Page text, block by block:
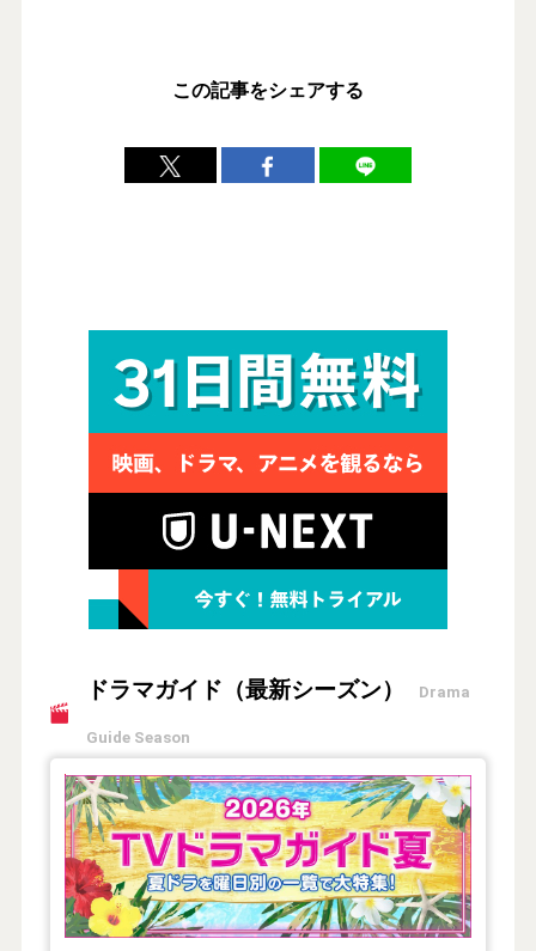
この記事をシェアする
ドラマガイド（最新シーズン） Drama
Guide Season
【2026年夏】TVドラマガイド